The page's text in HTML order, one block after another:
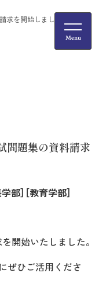
求を開始しました。
問題集の資料請求
部］ ［教育学部］
開始いたしました。
ぜひご活用くださ